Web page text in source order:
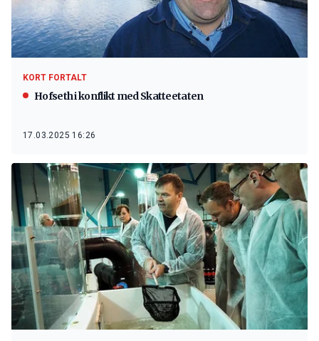
KORT FORTALT
Hofseth i konflikt med Skatteetaten
17.03.2025 16:26